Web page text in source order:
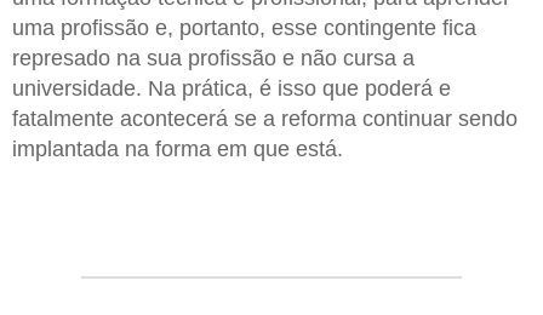
uma profissão e, portanto, esse contingente fica
represado na sua profissão e não cursa a
universidade. Na prática, é isso que poderá e
fatalmente acontecerá se a reforma continuar sendo
implantada na forma em que está.